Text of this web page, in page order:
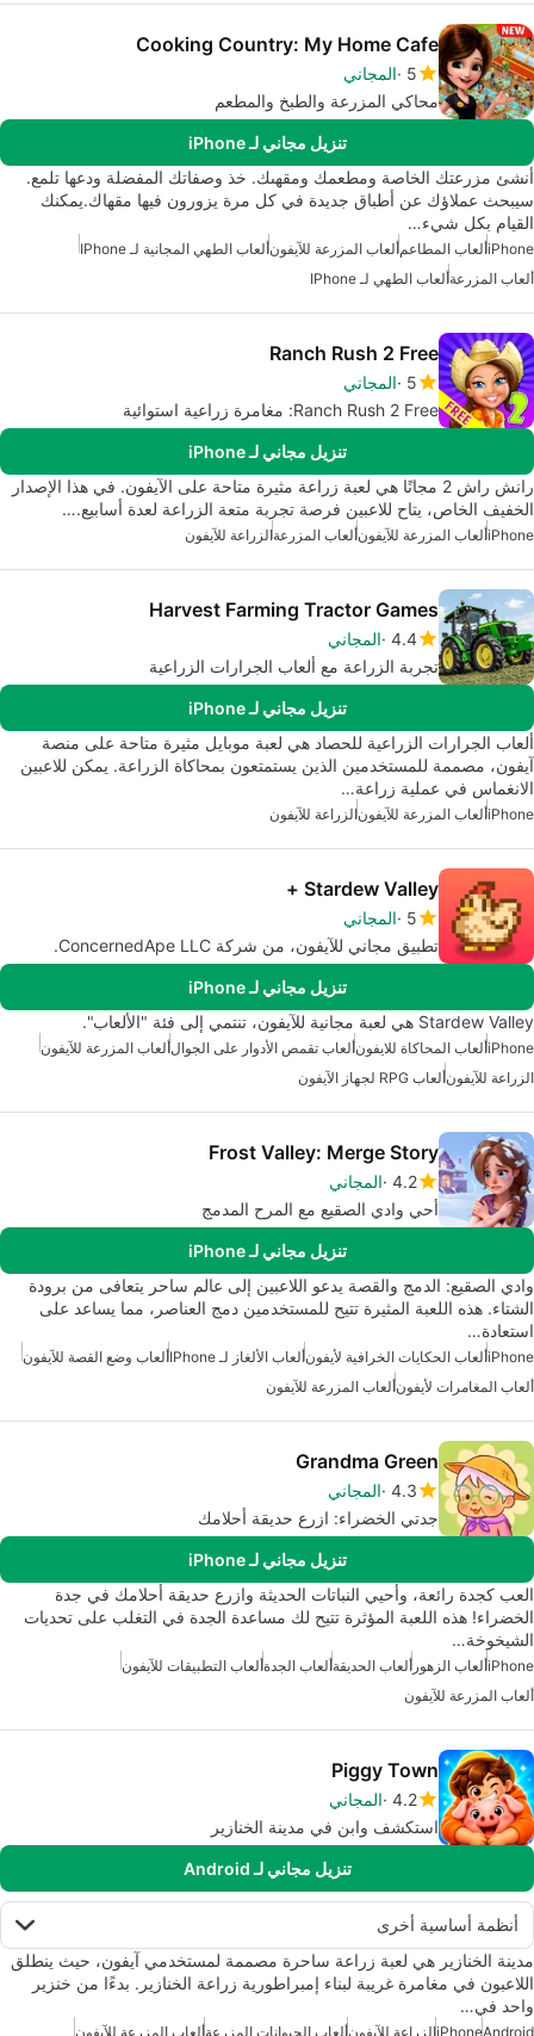
Cooking Country: My Home Cafe
5 المجاني
محاكي المزرعة والطبخ والمطعم
تنزيل مجاني لـ iPhone
أنشئ مزرعتك الخاصة ومطعمك ومقهىك. خذ وصفاتك المفضلة ودعها تلمع.
سيبحث عملاؤك عن أطباق جديدة في كل مرة يزورون فيها مقهاك.يمكنك
القيام بكل شيء…
iPhoneألعاب المطاعمألعاب المزرعة للآيفونألعاب الطهي المجانية لـ IPhone
ألعاب المزرعةألعاب الطهي لـ IPhone
Ranch Rush 2 Free
5 المجاني
Ranch Rush 2 Free: مغامرة زراعية استوائية
تنزيل مجاني لـ iPhone
رانش راش 2 مجانًا هي لعبة زراعة مثيرة متاحة على الآيفون. في هذا الإصدار
الخفيف الخاص، يتاح للاعبين فرصة تجربة متعة الزراعة لعدة أسابيع.…
iPhoneألعاب المزرعة للآيفونألعاب المزرعةالزراعة للآيفون
Harvest Farming Tractor Games
4.4 المجاني
تجربة الزراعة مع ألعاب الجرارات الزراعية
تنزيل مجاني لـ iPhone
ألعاب الجرارات الزراعية للحصاد هي لعبة موبايل مثيرة متاحة على منصة
آيفون، مصممة للمستخدمين الذين يستمتعون بمحاكاة الزراعة. يمكن للاعبين
الانغماس في عملية زراعة…
iPhoneألعاب المزرعة للآيفونالزراعة للآيفون
Stardew Valley +
5 المجاني
تطبيق مجاني للآيفون، من شركة ConcernedApe LLC.
تنزيل مجاني لـ iPhone
Stardew Valley هي لعبة مجانية للآيفون، تنتمي إلى فئة "الألعاب".
iPhoneألعاب المحاكاة للايفونألعاب تقمص الأدوار على الجوالألعاب المزرعة للآيفون
الزراعة للآيفونألعاب RPG لجهاز الآيفون
Frost Valley: Merge Story
4.2 المجاني
أحيِ وادي الصقيع مع المرح المدمج
تنزيل مجاني لـ iPhone
وادي الصقيع: الدمج والقصة يدعو اللاعبين إلى عالم ساحر يتعافى من برودة
الشتاء. هذه اللعبة المثيرة تتيح للمستخدمين دمج العناصر، مما يساعد على
استعادة…
iPhoneألعاب الحكايات الخرافية لأيفونألعاب الألغاز لـ IPhone
ألعاب وضع القصة للآيفون
ألعاب المغامرات لأيفونألعاب المزرعة للآيفون
Grandma Green
4.3 المجاني
جدتي الخضراء: ازرع حديقة أحلامك
تنزيل مجاني لـ iPhone
العب كجدة رائعة، وأحيي النباتات الحديثة وازرع حديقة أحلامك في جدة
الخضراء! هذه اللعبة المؤثرة تتيح لك مساعدة الجدة في التغلب على تحديات
الشيخوخة…
iPhoneألعاب الزهور ألعاب الحديقةألعاب الجدةألعاب التطبيقات للآيفون
ألعاب المزرعة للآيفون
Piggy Town
4.2 المجاني
استكشف وابنِ في مدينة الخنازير
تنزيل مجاني لـ Android
أنظمة أساسية أخرى
مدينة الخنازير هي لعبة زراعة ساحرة مصممة لمستخدمي آيفون، حيث ينطلق
اللاعبون في مغامرة غريبة لبناء إمبراطورية زراعة الخنازير. بدءًا من خنزير
واحد في…
Android
iPhoneالزراعة للآيفونألعاب الحيوانات المزرعةألعاب المزرعة للآيفون